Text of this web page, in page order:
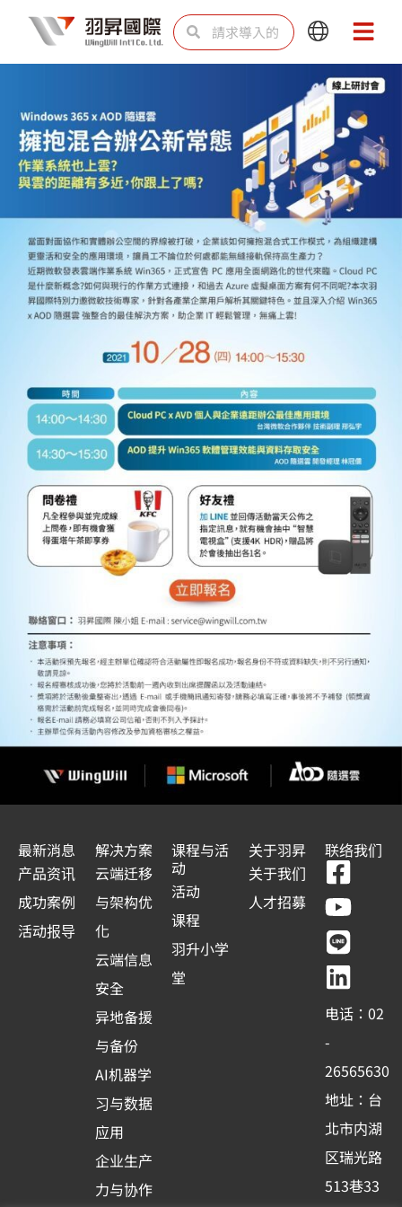
内
SearchSearch
Main
Menu
Main
Menu
最新消息
产品资讯
成功案例
活动报导
解决方案
云端迁移
与架构优
化
云端信息
安全
异地备援
与备份
AI机器学
习与数据
应用
企业生产
力与协作
课程与活
动
活动
课程
羽升小学
堂
关于羽昇
关于我们
人才招募
联络我们
F
a
c
e
b
o
o
k
-
s
q
u
a
Y
o
u
t
u
b
e
L
i
n
e
L
i
n
k
e
d
i
n
电话：02
-
26565630
地址：台
北市内湖
区瑞光路
513巷33